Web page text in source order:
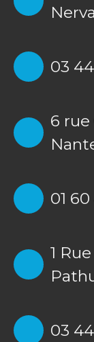
03
6 rue
01
1
03